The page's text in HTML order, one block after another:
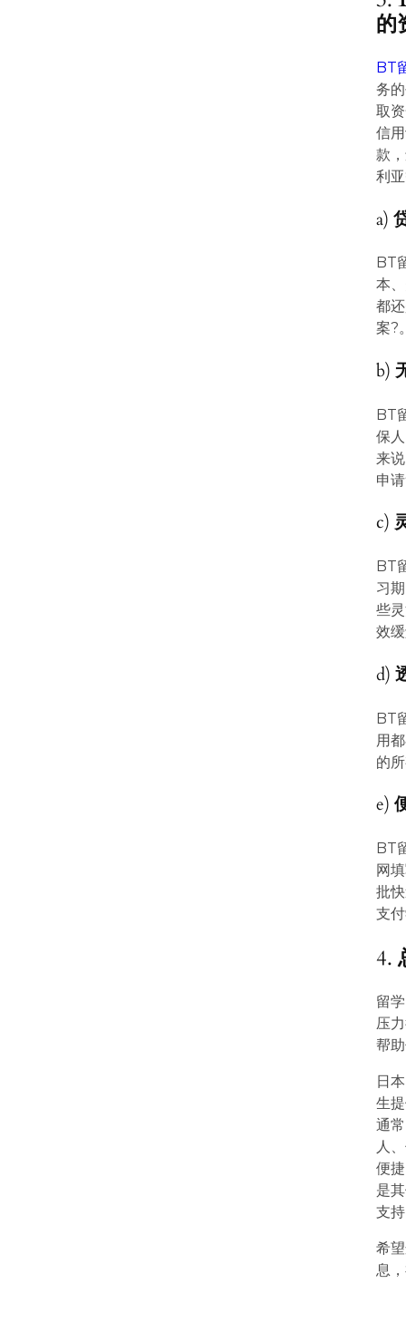
的
BT
务
取
信
款
利
a)
BT
本
都
案?
b)
BT
保
来
申
c)
BT
习
些
效
d)
BT
用
的
e)
BT
网
批
支
4.
留
压
帮
日
生
通
人
便
是
支
希
息